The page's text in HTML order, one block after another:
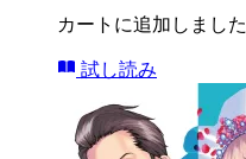
カートに追加しました
試し読み